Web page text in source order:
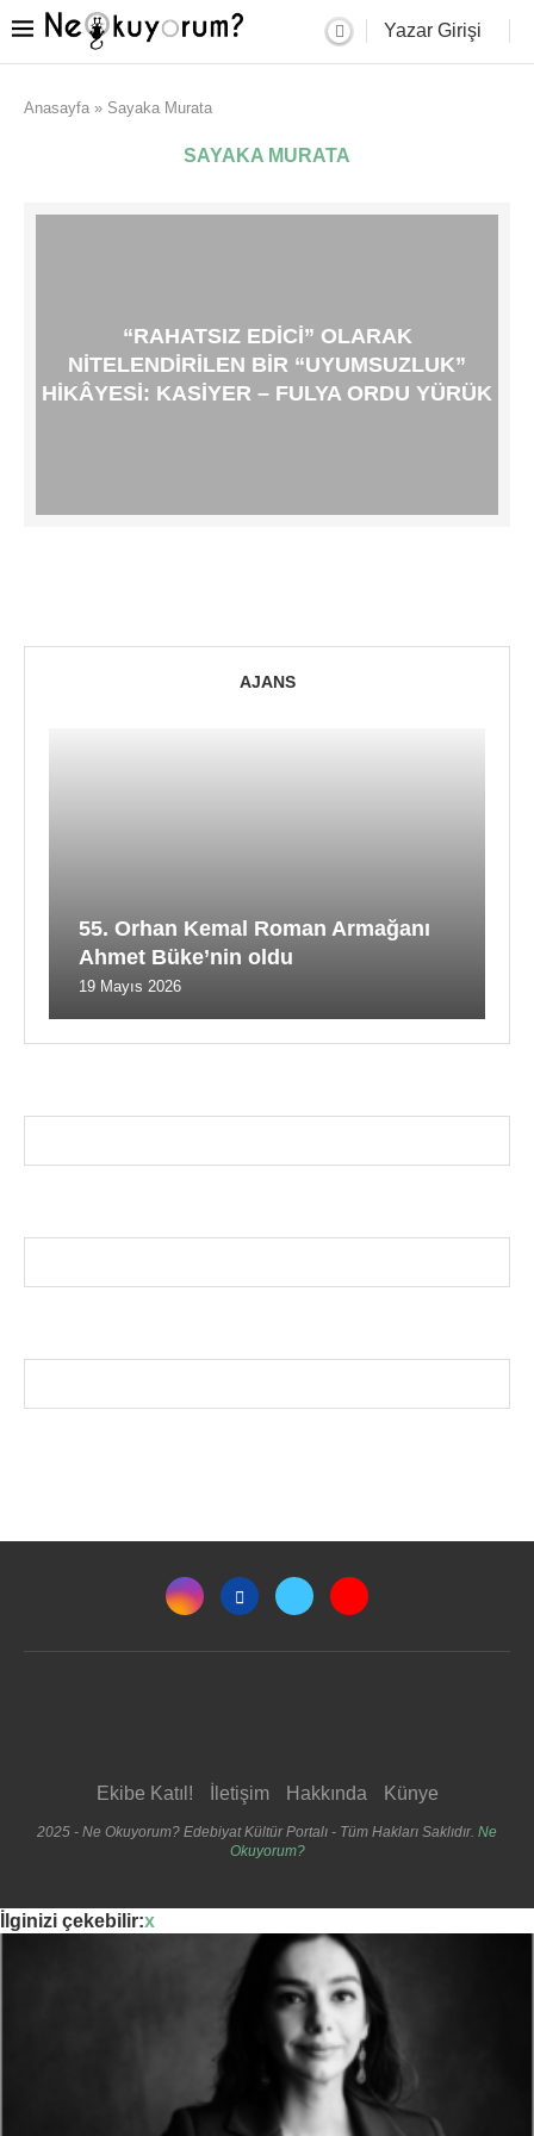
Yazar Girişi
Anasayfa » Sayaka Murata
SAYAKA MURATA
“RAHATSIZ EDICI” OLARAK
NITELENDIRILEN BIR “UYUMSUZLUK”
HIKÂYESI: KASIYER – FULYA ORDU YÜRÜK
AJANS
55. Orhan Kemal Roman Armağanı
Ahmet Büke’nin oldu
19 Mayıs 2026
Ekibe Katıl! İletişim Hakkında Künye
2025 - Ne Okuyorum? Edebiyat Kültür Portalı - Tüm Hakları Saklıdır. Ne
Okuyorum?
İlginizi çekebilir:x